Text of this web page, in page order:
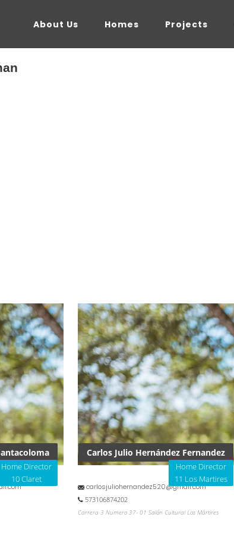
About Us Homes Projects
Home Director
10 Claret
Carlos Julio Hernández Fernandez
Home Director
11 Los Martires
carlosjuliohernandez520@gmail.com
573106874202
Carrera 3 Numero 37- 01 Salón Cultural Los Mártires